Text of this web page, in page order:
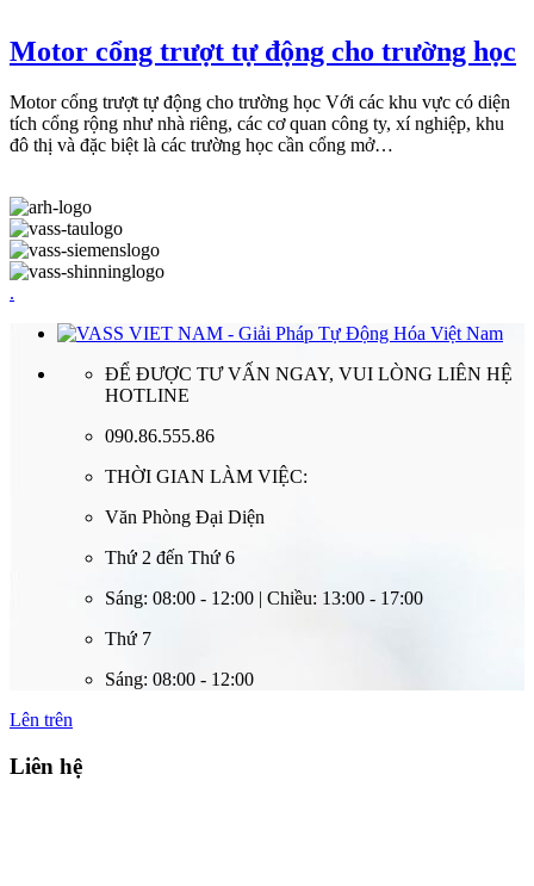
Motor cổng trượt tự động cho trường học
Motor cổng trượt tự động cho trường học Với các khu vực có diện
tích cổng rộng như nhà riêng, các cơ quan công ty, xí nghiệp, khu
đô thị và đặc biệt là các trường học cần cổng mở…
.
ĐỂ ĐƯỢC TƯ VẤN NGAY, VUI LÒNG LIÊN HỆ
HOTLINE
090.86.555.86
THỜI GIAN LÀM VIỆC:
Văn Phòng Đại Diện
Thứ 2 đến Thứ 6
Sáng: 08:00 - 12:00 | Chiều: 13:00 - 17:00
Thứ 7
Sáng: 08:00 - 12:00
Lên trên
Liên hệ